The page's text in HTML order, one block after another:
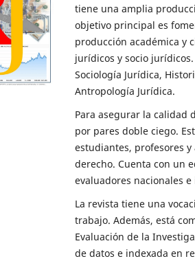
tiene una amplia
objetivo principal es
producción académica y
jurídicos y socio
Sociología Jurídica,
Antropología Jurídica.
Para asegurar la calidad
por pares doble ciego.
estudiantes, profesores
derecho. Cuenta con un
evaluadores nacionales
La revista tiene una
trabajo. Además, está
Evaluación de la
de datos e indexada en